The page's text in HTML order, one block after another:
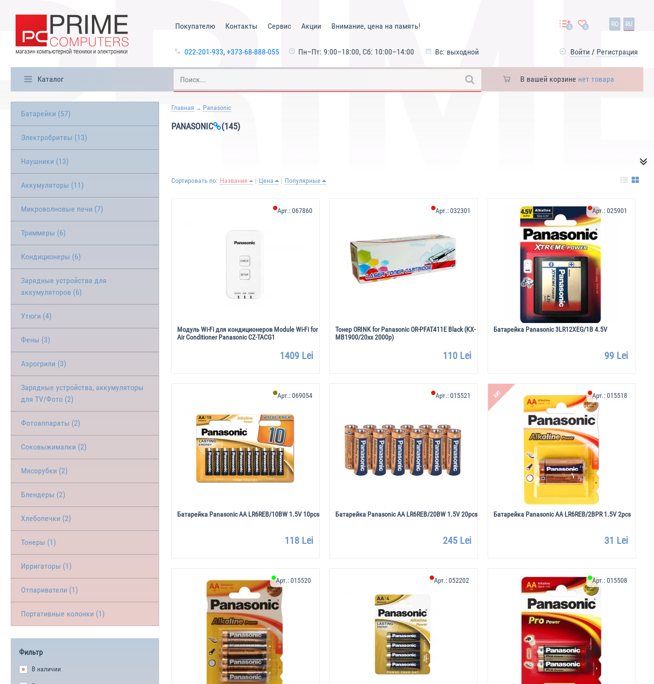
Покупателю Контакты Сервис Акции Внимание, цена на память!
022-201-933, +373-68-888-055 Пн–Пт: 9:00–18:00, Сб: 10:00–14:00 Вс: выходной
0 0 RO RU
Войти / Регистрация
Каталог В вашей корзине нет товара
Батарейки (57)
Электробритвы (13)
Наушники (13)
Аккумуляторы (11)
Микроволновые печи (7)
Триммеры (6)
Кондиционеры (6)
Зарядные устройства для
аккумуляторов (6)
Утюги (4)
Фены (3)
Аэрогрили (3)
Зарядные устройства, аккумуляторы
для TV/Фото (2)
Фотоаппараты (2)
Соковыжималки (2)
Мясорубки (2)
Блендеры (2)
Хлебопечки (2)
Тонеры (1)
Ирригаторы (1)
Отпариватели (1)
Портативные колонки (1)
Фильтр
В наличии
Главная Panasonic
PANASONIC (145)
Сортировать по: Название Цена Популярные
Модуль Wi-Fi для кондиционеров Module Wi-Fi for
Air Сonditioner Panasonic CZ-TACG1
Арт.:067860
1409 Lei
Тонер ORINK for Panasonic OR-PFAT411E Black (KX-
MB1900/20xx 2000p)
Арт.:032301
110 Lei
Батарейка Panasonic 3LR12XEG/1B 4.5V
Арт.:025901
99 Lei
Батарейка Panasonic AA LR6REB/10BW 1.5V 10pcs
Арт.:069054
118 Lei
Батарейка Panasonic AA LR6REB/20BW 1.5V 20pcs
Арт.:015521
245 Lei
ХИТ
Батарейка Panasonic AA LR6REB/2BPR 1.5V 2pcs
Арт.:015518
31 Lei
Арт.:015520 Арт.:052202 Арт.:015508